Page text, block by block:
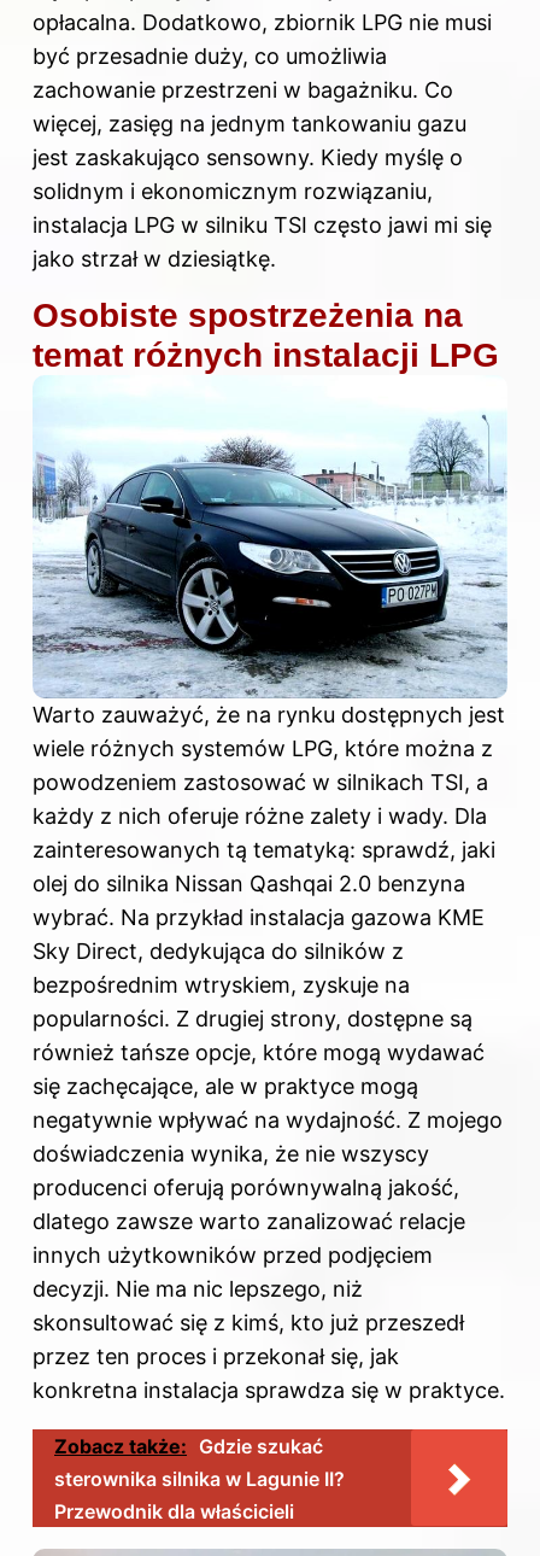
opłacalna. Dodatkowo, zbiornik LPG nie musi
być przesadnie duży, co umożliwia
zachowanie przestrzeni w bagażniku. Co
więcej, zasięg na jednym tankowaniu gazu
jest zaskakująco sensowny. Kiedy myślę o
solidnym i ekonomicznym rozwiązaniu,
instalacja LPG w silniku TSI często jawi mi się
jako strzał w dziesiątkę.
Osobiste spostrzeżenia na
temat różnych instalacji LPG
Warto zauważyć, że na rynku dostępnych jest
wiele różnych systemów LPG, które można z
powodzeniem zastosować w silnikach TSI, a
każdy z nich oferuje różne zalety i wady. Dla
zainteresowanych tą tematyką: sprawdź, jaki
olej do silnika Nissan Qashqai 2.0 benzyna
wybrać. Na przykład instalacja gazowa KME
Sky Direct, dedykująca do silników z
bezpośrednim wtryskiem, zyskuje na
popularności. Z drugiej strony, dostępne są
również tańsze opcje, które mogą wydawać
się zachęcające, ale w praktyce mogą
negatywnie wpływać na wydajność. Z mojego
doświadczenia wynika, że nie wszyscy
producenci oferują porównywalną jakość,
dlatego zawsze warto zanalizować relacje
innych użytkowników przed podjęciem
decyzji. Nie ma nic lepszego, niż
skonsultować się z kimś, kto już przeszedł
przez ten proces i przekonał się, jak
konkretna instalacja sprawdza się w praktyce.
Zobacz także: Gdzie szukać
sterownika silnika w Lagunie II?
Przewodnik dla właścicieli